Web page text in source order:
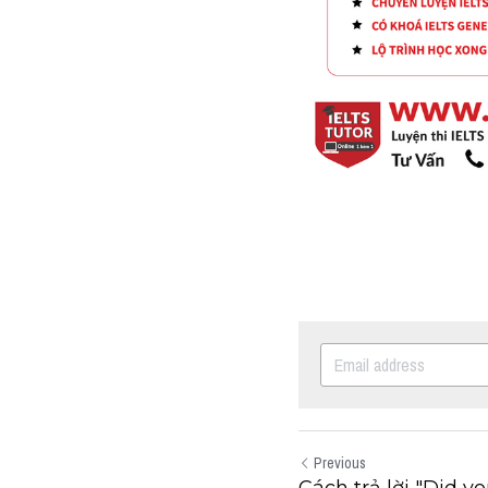
Previous